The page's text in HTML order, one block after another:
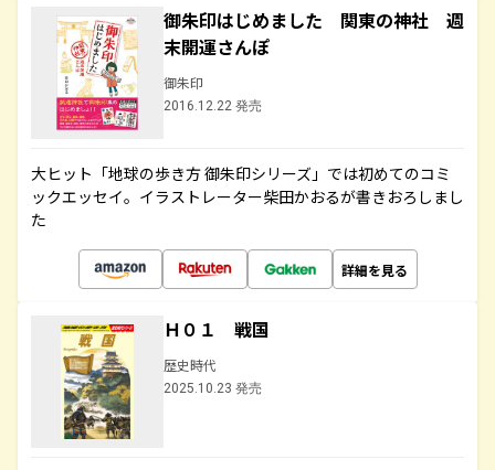
御朱印はじめました 関東の神社 週
末開運さんぽ
御朱印
2016.12.22 発売
大ヒット「地球の歩き方 御朱印シリーズ」では初めてのコミ
ックエッセイ。イラストレーター柴田かおるが書きおろしまし
た
詳細を見る
Ｈ０１ 戦国
歴史時代
2025.10.23 発売